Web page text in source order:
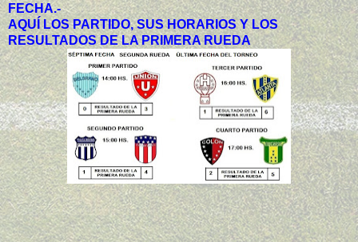
FECHA.-
AQUÍ LOS PARTIDO, SUS HORARIOS Y LOS
RESULTADOS DE LA PRIMERA RUEDA